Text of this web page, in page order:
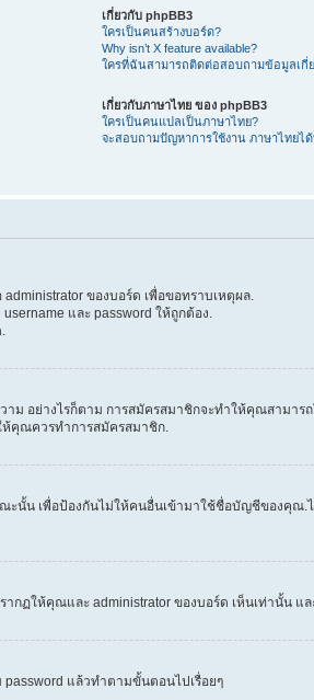
เกี่ยวกับ phpBB3
ใครเป็นคนสร้างบอร์ด?
Why isn’t X feature available?
ใครที่ฉันสามารถติดต่อสอบถามข้อมูลเกี่
เกี่ยวกับภาษาไทย ของ phpBB3
ใครเป็นคนแปลเป็นภาษาไทย?
จะสอบถามปัญหาการใช้งาน ภาษาไทยไ
ของบอร์ด เพื่อขอทราบเหตุผล.
และ password ให้ถูกต้อง.
อย่างไรก็ตาม การสมัครสมาชิกจะทำให้คุณสามา
ห้คุณควรทำการสมัครสมาชิก.
นั้น เพื่อป้องกันไม่ให้คนอื่นเข้ามาใช้ชื่อบัญชีของคุ
ฏให้คุณและ administrator ของบอร์ด เห็นเท่านั้น แ
แล้วทำตามขั้นตอนไปเรื่อยๆ